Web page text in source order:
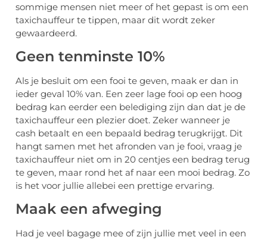
sommige mensen niet meer of het gepast is om een
taxichauffeur te tippen, maar dit wordt zeker
gewaardeerd.
Geen tenminste 10%
Als je besluit om een fooi te geven, maak er dan in
ieder geval 10% van. Een zeer lage fooi op een hoog
bedrag kan eerder een belediging zijn dan dat je de
taxichauffeur een plezier doet. Zeker wanneer je
cash betaalt en een bepaald bedrag terugkrijgt. Dit
hangt samen met het afronden van je fooi, vraag je
taxichauffeur niet om in 20 centjes een bedrag terug
te geven, maar rond het af naar een mooi bedrag. Zo
is het voor jullie allebei een prettige ervaring.
Maak een afweging
Had je veel bagage mee of zijn jullie met veel in een